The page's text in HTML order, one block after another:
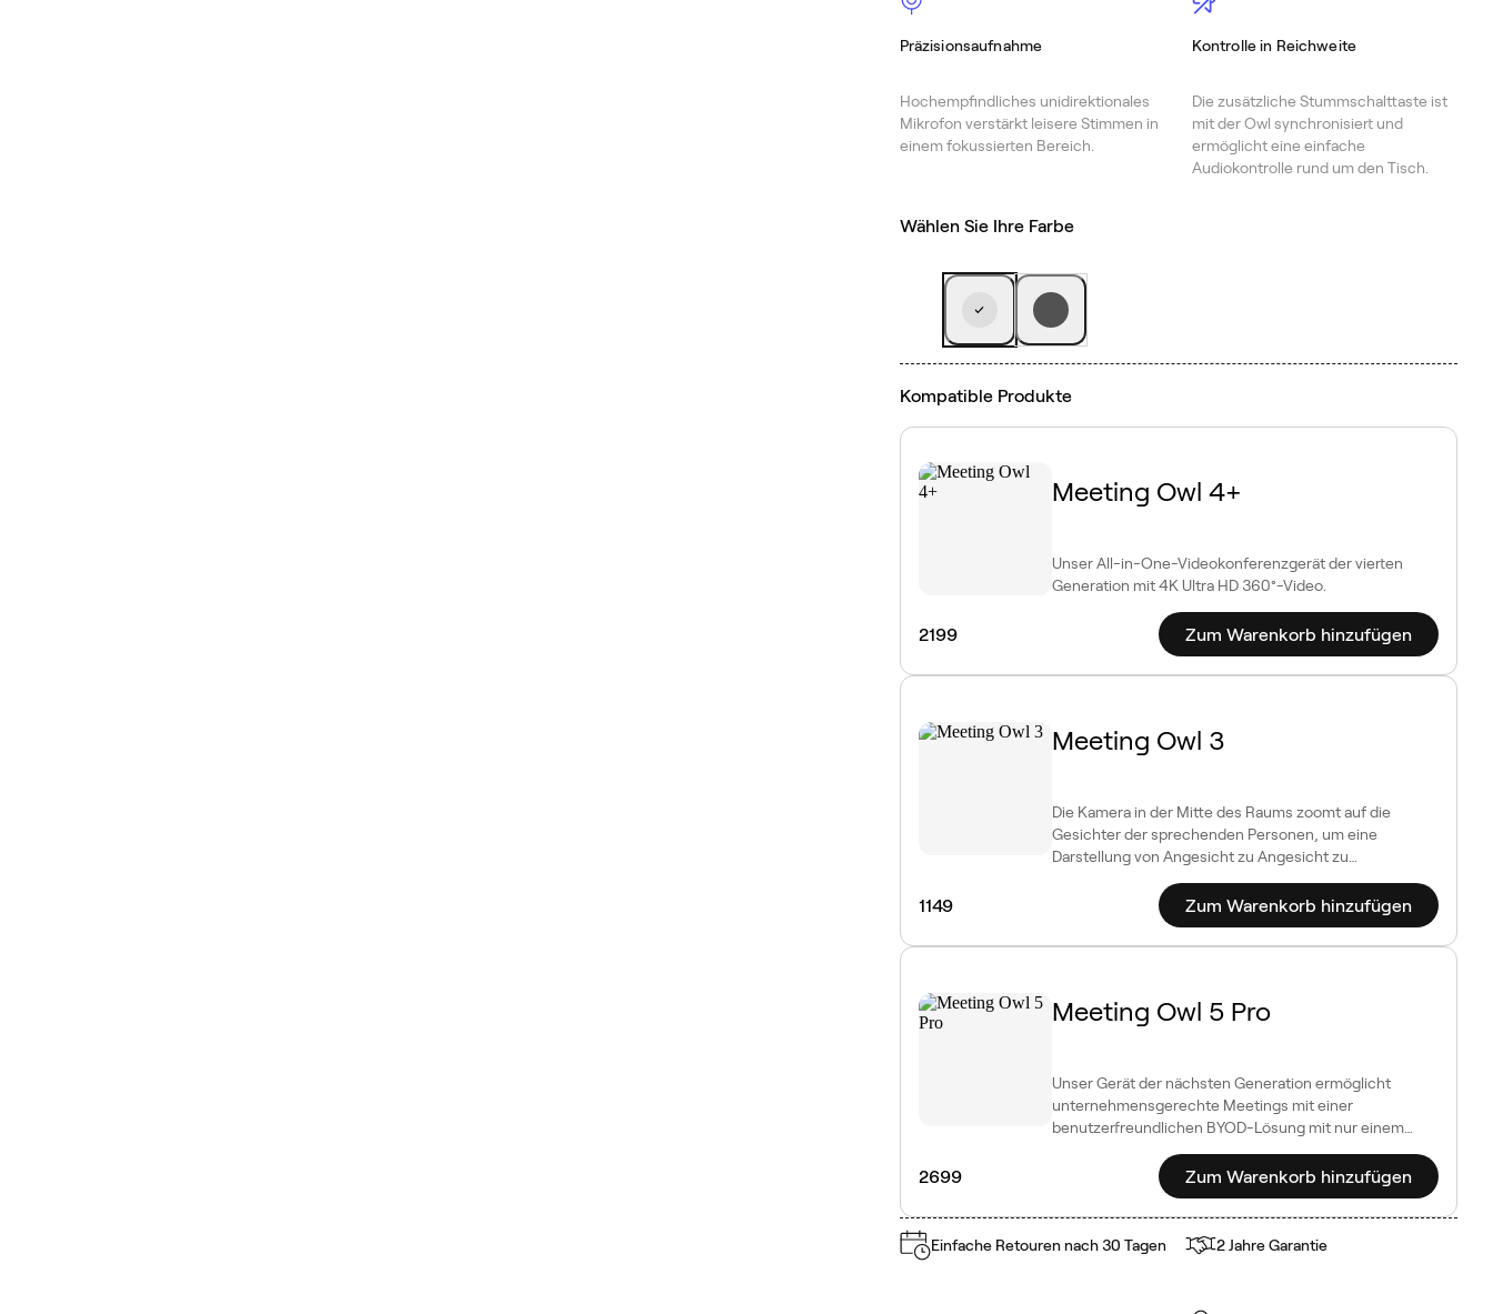
Präzisionsaufnahme
Hochempfindliches unidirektionales
Mikrofon verstärkt leisere Stimmen in
einem fokussierten Bereich.
Kontrolle in Reichweite
Die zusätzliche Stummschalttaste ist
mit der Owl synchronisiert und
ermöglicht eine einfache
Audiokontrolle rund um den Tisch.
Wählen Sie Ihre Farbe
Kompatible Produkte
Meeting Owl 4+
Unser All-in-One-Videokonferenzgerät der vierten
Generation mit 4K Ultra HD 360°-Video.
2199 Zum Warenkorb hinzufügen
Meeting Owl 3
Die Kamera in der Mitte des Raums zoomt auf die
Gesichter der sprechenden Personen, um eine
Darstellung von Angesicht zu Angesicht zu
1149 Zum Warenkorb hinzufügen
Meeting Owl 5 Pro
Unser Gerät der nächsten Generation ermöglicht
unternehmensgerechte Meetings mit einer
benutzerfreundlichen BYOD-Lösung mit nur einem
2699 Zum Warenkorb hinzufügen
Einfache Retouren nach 30 Tagen 2 Jahre Garantie